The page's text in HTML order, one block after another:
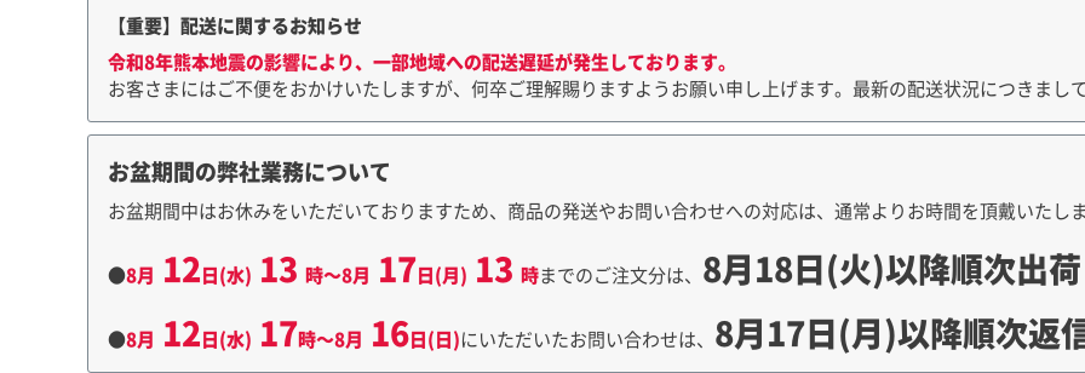
【重要】配送に関するお知らせ
令和8年熊本地震の影響により、一部地域への配送遅延が発生しております。
お客さまにはご不便をおかけいたしますが、何卒ご理解賜りますようお願い申し上げます。最新の配送状況につきまし
お盆期間の弊社業務について
お盆期間中はお休みをいただいておりますため、商品の発送やお問い合わせへの対応は、通常よりお時間を頂戴いたし
●8月 12日(水) 13 時～8月 17日(月) 13 時までのご注文分は、 8月18日(火)以降順次出
●8月 12日(水) 17時～8月 16日(日)にいただいたお問い合わせは、 8月17日(月)以降順次返